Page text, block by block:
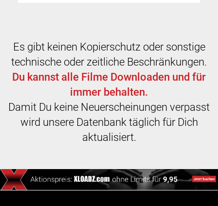
Es gibt keinen Kopierschutz oder sonstige
technische oder zeitliche Beschränkungen.
Du kannst alle Filme Downloaden und für
immer behalten.
Damit Du keine Neuerscheinungen verpasst
wird unsere Datenbank täglich für Dich
aktualisiert.